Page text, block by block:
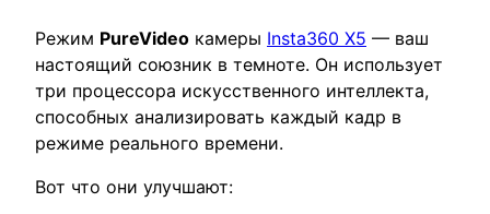
Режим PureVideo камеры Insta360 X5 — ваш
настоящий союзник в темноте. Он использует
три процессора искусственного интеллекта,
способных анализировать каждый кадр в
режиме реального времени.
Вот что они улучшают: